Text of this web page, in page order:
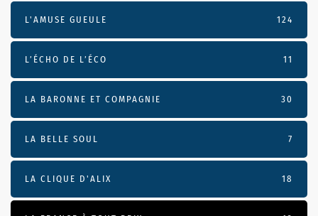
L'AMUSE GUEULE 124
L’ÉCHO DE L’ÉCO 11
LA BARONNE ET COMPAGNIE 30
LA BELLE SOUL 7
LA CLIQUE D'ALIX 18